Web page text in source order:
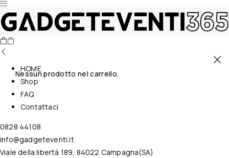
Nessun prodotto nel carrello.
HOME
Shop
FAQ
Contattaci
0828 44108
info@gadgeteventi.it
Viale della libertà 189, 84022 Campagna(SA)